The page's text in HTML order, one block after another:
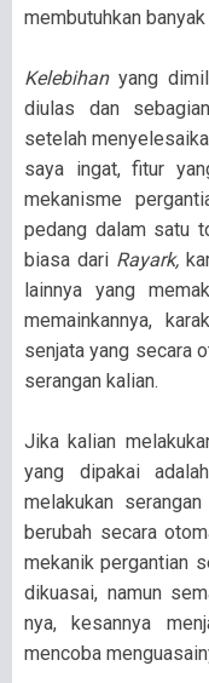
membutuhkan
Kelebihan yang
diulas dan
setelah
saya ingat, fitur
mekanisme
pedang dalam satu
biasa dari Rayark,
lainnya yang
memainkannya,
senjata yang secara
serangan kalian.
Jika kalian
yang dipakai
melakukan
berubah secara
mekanik pergantian
dikuasai, namun
nya, kesannya
mencoba